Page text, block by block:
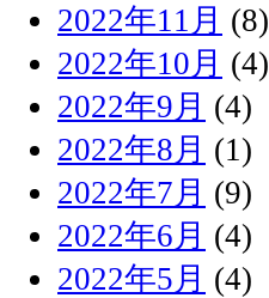
2022年11月 (8)
2022年10月 (4)
2022年9月 (4)
2022年8月 (1)
2022年7月 (9)
2022年6月 (4)
2022年5月 (4)